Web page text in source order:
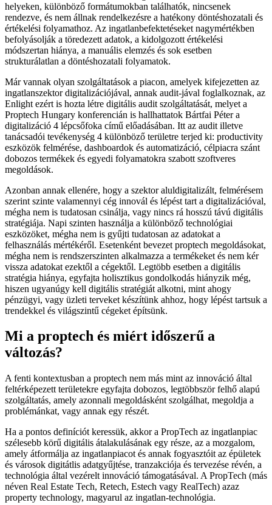
helyeken, különböző formátumokban találhatók, nincsenek
rendezve, és nem állnak rendelkezésre a hatékony döntéshozatali és
értékelési folyamathoz. Az ingatlanbefektetéseket nagymértékben
befolyásolják a töredezett adatok, a kidolgozott értékelési
módszertan hiánya, a manuális elemzés és sok esetben
strukturálatlan a döntéshozatali folyamatok.
Már vannak olyan szolgáltatások a piacon, amelyek kifejezetten az
ingatlanszektor digitalizációjával, annak audit-jával foglalkoznak, az
Enlight ezért is hozta létre digitális audit szolgáltatását, melyet a
Proptech Hungary konferencián is hallhattatok Bártfai Péter a
digitalizáció 4 lépcsőfoka című előadásában. Itt az audit illetve
tanácsadói tevékenység 4 különböző területre terjed ki: productivity
eszközök felmérése, dashboardok és automatizáció, célpiacra szánt
dobozos termékek és egyedi folyamatokra szabott szoftveres
megoldások.
Azonban annak ellenére, hogy a szektor aluldigitalizált, felmérésem
szerint szinte valamennyi cég innovál és lépést tart a digitalizációval,
mégha nem is tudatosan csinálja, vagy nincs rá hosszú távú digitális
stratégiája. Napi szinten használja a különböző technológiai
eszközöket, mégha nem is gyűjti tudatosan az adatokat a
felhasználás mértékéről. Esetenként bevezet proptech megoldásokat,
mégha nem is rendszerszinten alkalmazza a termékeket és nem kér
vissza adatokat ezektől a cégektől. Legtöbb esetben a digitális
stratégia hiánya, egyfajta holisztikus gondolkodás hiányzik még,
hiszen ugyanúgy kell digitális stratégiát alkotni, mint ahogy
pénzügyi, vagy üzleti terveket készítünk ahhoz, hogy lépést tartsuk a
trendekkel és világszintű cégeket építsünk.
Mi a proptech és miért időszerű a
változás?
A fenti kontextusban a proptech nem más mint az innováció által
feltérképezett területekre egyfajta dobozos, legtöbbször felhő alapú
szolgáltatás, amely azonnali megoldásként szolgálhat, megoldja a
problémánkat, vagy annak egy részét.
Ha a pontos definíciót keressük, akkor a PropTech az ingatlanpiac
szélesebb körű digitális átalakulásának egy része, az a mozgalom,
amely átformálja az ingatlanpiacot és annak fogyasztóit az épületek
és városok digitátlis adatgyűjtése, tranzakciója és tervezése révén, a
technológia által vezérelt innováció támogatásával. A PropTech (más
néven Real Estate Tech, Retech, Estech vagy RealTech) azaz
property technology, magyarul az ingatlan-technológia.